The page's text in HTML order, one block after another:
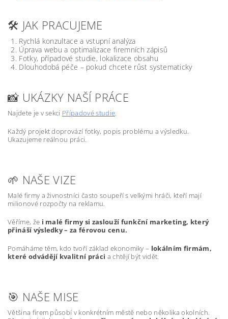
🛠️ JAK PRACUJEME
Rychlá konzultace a vstupní analýza
Úprava webu a optimalizace firemních zápisů
Fotky, případové studie, lokalizace obsahu
Dlouhodobá péče – pokud chcete růst systematicky
📸 UKÁZKY NAŠÍ PRÁCE
Najdete je v sekci Případové studie.
Každý projekt doprovází fotky, popis problému a výsledku.
Ukazujeme reálnou práci.
🌱 NAŠE VIZE
Malé firmy a živnostníci často soupeří s velkými hráči, kteří mají
milionové rozpočty na reklamu.
Věříme, že i malé firmy si zaslouží funkční marketing, který
přináší výsledky – za férovou cenu.
Pomáháme těm, kdo tvoří základ ekonomiky – lokálním firmám,
které odvádějí kvalitní práci a chtějí být vidět.
🎯 NAŠE MISE
Většina firem působí v konkrétním městě nebo několika okolních.